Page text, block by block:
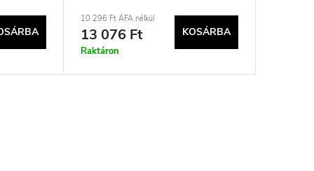
10 296 Ft ÁFA nélkül
13 076 Ft
Raktáron
KOSÁRBA